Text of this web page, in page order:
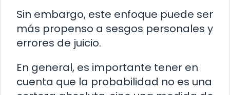
Sin embargo, este enfoque puede ser
más propenso a sesgos personales y
errores de juicio.
En general, es importante tener en
cuenta que la probabilidad no es una